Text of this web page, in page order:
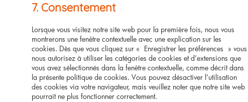
7. Consentement
Lorsque vous visitez notre site web pour la première fois, nous vous
montrerons une fenêtre contextuelle avec une explication sur les
cookies. Dès que vous cliquez sur « Enregistrer les préférences » vous
nous autorisez à utiliser les catégories de cookies et d’extensions que
vous avez sélectionnés dans la fenêtre contextuelle, comme décrit dans
la présente politique de cookies. Vous pouvez désactiver l’utilisation
des cookies via votre navigateur, mais veuillez noter que notre site web
pourrait ne plus fonctionner correctement.